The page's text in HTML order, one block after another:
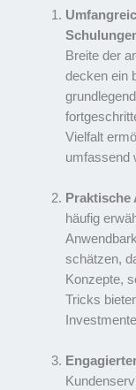
Breite der
decken ein
Vielfalt
umfassend
Praktische
häufig
schätzen,
Konzepte,
Tricks